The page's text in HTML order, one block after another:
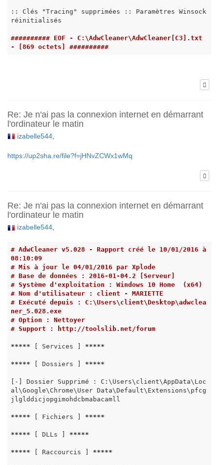
:: Clés "Tracing" supprimées :: Paramètres Winsock
réinitialisés
########## EOF - C:\AdwCleaner\AdwCleaner[C3].txt
- [869 octets] ##########
Re: Je n'ai pas la connexion internet en démarrant
l'ordinateur le matin
izabelle544
https://up2sha.re/file?f=jHNvZCWx1wMq
Re: Je n'ai pas la connexion internet en démarrant
l'ordinateur le matin
izabelle544,
# AdwCleaner v5.028 - Rapport créé le 10/01/2016 à
08:10:09
# Mis à jour le 04/01/2016 par Xplode
# Base de données : 2016-01-04.2 [Serveur]
# Système d'exploitation : Windows 10 Home  (x64)
# Nom d'utilisateur : client - MARIETTE
# Exécuté depuis : C:\Users\client\Desktop\adwclea
ner_5.028.exe
# Option : Nettoyer
# Support : http://toolslib.net/forum
***** [ Services ] *****
***** [ Dossiers ] *****
[-] Dossier Supprimé : C:\Users\client\AppData\Loc
al\Google\Chrome\User Data\Default\Extensions\pfcg
jlglddicjopgimohdcbmabacamll
***** [ Fichiers ] *****
***** [ DLLs ] *****
***** [ Raccourcis ] *****